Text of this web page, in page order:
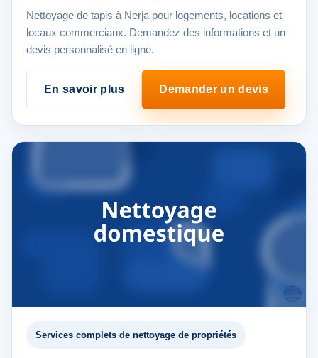
Nettoyage de tapis à Nerja pour logements, locations et
locaux commerciaux. Demandez des informations et un
devis personnalisé en ligne.
En savoir plus Demander un devis
Services complets de nettoyage de propriétés